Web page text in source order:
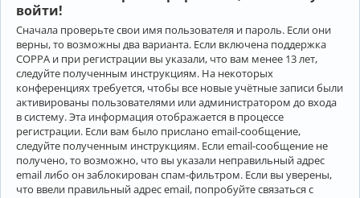
войти!
Сначала проверьте свои имя пользователя и пароль. Если они
верны, то возможны два варианта. Если включена поддержка
COPPA и при регистрации вы указали, что вам менее 13 лет,
следуйте полученным инструкциям. На некоторых
конференциях требуется, чтобы все новые учётные записи были
активированы пользователями или администратором до входа
в систему. Эта информация отображается в процессе
регистрации. Если вам было прислано email-сообщение,
следуйте полученным инструкциям. Если email-сообщение не
получено, то возможно, что вы указали неправильный адрес
email либо он заблокирован спам-фильтром. Если вы уверены,
что ввели правильный адрес email, попробуйте связаться с